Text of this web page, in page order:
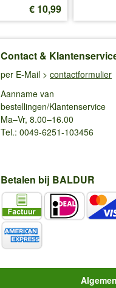
€ 10,99
Contact &
per E-Mail > contactformulier
Aanname van
bestellingen/Klantenservice
Ma–Vr, 8.00–16.00
Tel.: 0049-6251-103456
Betalen bij BALDUR